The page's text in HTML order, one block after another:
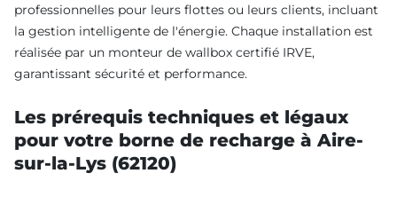
professionnelles pour leurs flottes ou leurs clients, incluant
la gestion intelligente de l'énergie. Chaque installation est
réalisée par un monteur de wallbox certifié IRVE,
garantissant sécurité et performance.
Les prérequis techniques et légaux
pour votre borne de recharge à Aire-
sur-la-Lys (62120)